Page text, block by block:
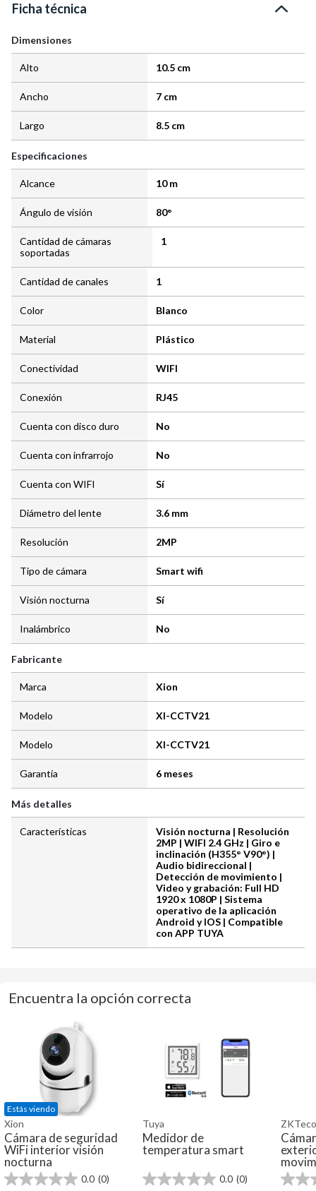
Ficha técnica
Dimensiones
Alto 10.5 cm
Ancho 7 cm
Largo 8.5 cm
Especificaciones
Alcance 10 m
Ángulo de visión 80°
Cantidad de cámaras
soportadas
1
Cantidad de canales 1
Color Blanco
Material Plástico
Conectividad WIFI
Conexión RJ45
Cuenta con disco duro No
Cuenta con infrarrojo No
Cuenta con WIFI Sí
Diámetro del lente 3.6 mm
Resolución 2MP
Tipo de cámara Smart wifi
Visión nocturna Sí
Inalámbrico No
Fabricante
Marca Xion
Modelo XI-CCTV21
Modelo XI-CCTV21
Garantía 6 meses
Más detalles
Características
Visión nocturna | Resolución
2MP | WIFI 2.4 GHz | Giro e
inclinación (H355° V90°) |
Audio bidireccional |
Detección de movimiento |
Video y grabación: Full HD
1920 x 1080P | Sistema
operativo de la aplicación
Android y IOS | Compatible
con APP TUYA
Encuentra la opción correcta
Estás viendo
Xion
Cámara de seguridad
WiFi interior visión
nocturna
0.0 (0)
0.0
Tuya
Medidor de
temperatura smart
0.0 (0)
0.0
ZKTeco
0.0